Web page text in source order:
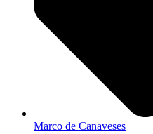
Marco de Canaveses